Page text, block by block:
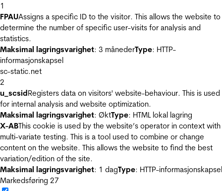
1
FPAUAssigns a specific ID to the visitor. This allows the website to
determine the number of specific user-visits for analysis and
statistics.
Maksimal lagringsvarighet: 3 månederType: HTTP-
informasjonskapsel
sc-static.net
2
u_scsidRegisters data on visitors' website-behaviour. This is used
for internal analysis and website optimization.
Maksimal lagringsvarighet: ØktType: HTML lokal lagring
X-ABThis cookie is used by the website’s operator in context with
multi-variate testing. This is a tool used to combine or change
content on the website. This allows the website to find the best
variation/edition of the site.
Maksimal lagringsvarighet: 1 dagType: HTTP-informasjonskapsel
Markedsføring 27